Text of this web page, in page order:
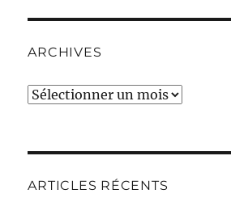
ARCHIVES
Archives
ARTICLES RÉCENTS